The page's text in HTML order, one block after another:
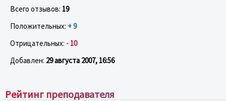
Всего отзывов: 19
Положительных: + 9
Отрицательных: - 10
Добавлен: 29 августа 2007, 16:56
Рейтинг преподавателя